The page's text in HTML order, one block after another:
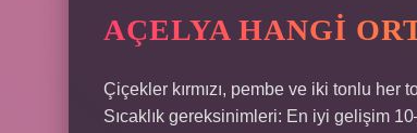
AÇELYA HANGI
Çiçekler kırmızı, pembe ve iki tonlu her
Sıcaklık gereksinimleri: En iyi gelişim